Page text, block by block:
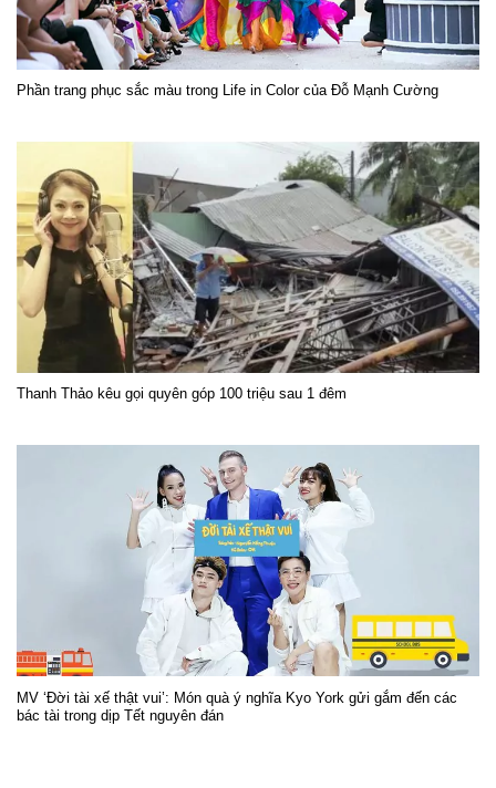
Phần trang phục sắc màu trong Life in Color của Đỗ Mạnh Cường
Thanh Thảo kêu gọi quyên góp 100 triệu sau 1 đêm
MV ‘Đời tài xế thật vui’: Món quà ý nghĩa Kyo York gửi gắm đến các
bác tài trong dịp Tết nguyên đán